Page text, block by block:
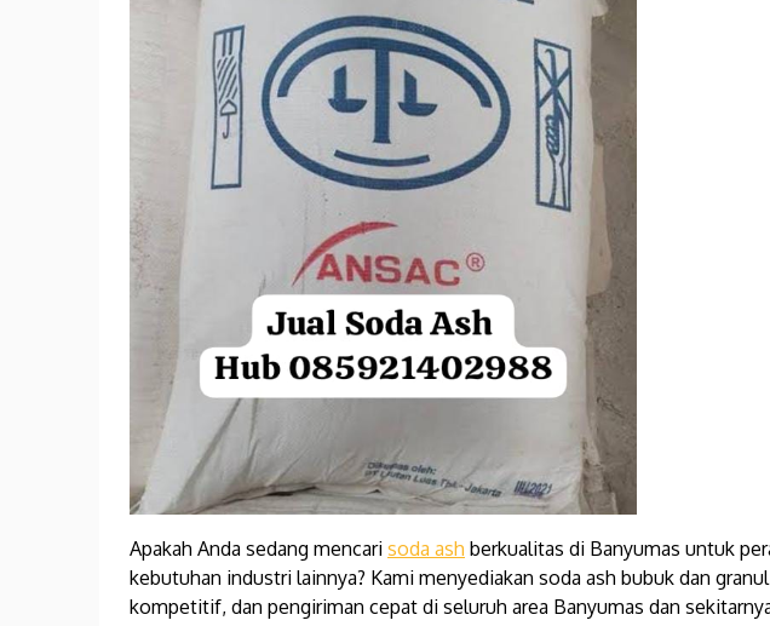
Apakah Anda sedang mencari soda ash berkualitas di Banyumas untuk
kebutuhan industri lainnya? Kami menyediakan soda ash bubuk dan
kompetitif, dan pengiriman cepat di seluruh area Banyumas dan